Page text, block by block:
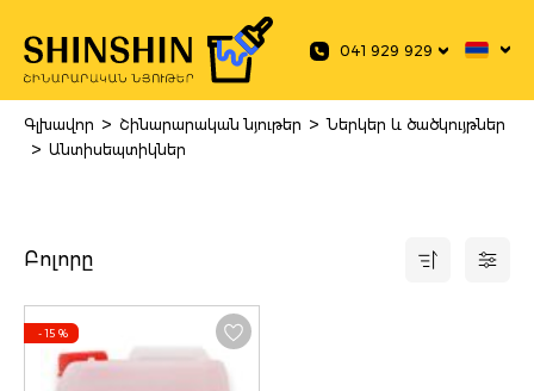
041 929 929
Գլխավոր > Շինարարական նյութեր > Ներկեր և ծածկույթներ
> Անտիսեպտիկներ
Բոլորը
- 15 %